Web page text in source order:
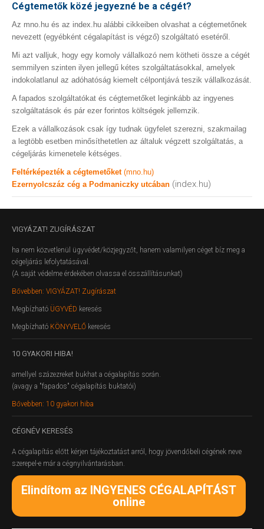
Cégtemetők közé jegyezné be a cégét?
Az mno.hu és az index.hu alábbi cikkeiben olvashat a cégtemetőnek
nevezett (egyébként cégalapítást is végző) szolgáltató esetéről.
Mi azt valljuk, hogy egy komoly vállalkozó nem kötheti össze a cégét
semmilyen szinten ilyen jellegű kétes szolgáltatásokkal, amelyek
indokolatlanul az adóhatóság kiemelt célpontjává teszik vállalkozását.
A fapados szolgáltatókat és cégtemetőket leginkább az ingyenes
szolgáltatások és pár ezer forintos költségek jellemzik.
Ezek a vállalkozások csak így tudnak ügyfelet szerezni, szakmailag
a legtöbb esetben minősíthetetlen az általuk végzett szolgáltatás, a
cégeljárás kimenetele kétséges.
Feltérképezték a cégtemetőket (mno.hu)
Ezernyolcszáz cég a Podmaniczky utcában (index.hu)
VIGYÁZAT! ZUGÍRÁSZAT
ha nem közvetlenül ügyvédet/közjegyzőt, hanem valamilyen céget bíz meg a
cégeljárás lefolytatásával.
(A saját védelme érdekében olvassa el összállításunkat)
Bővebben: VIGYÁZAT! Zugírászat
Megbízható ÜGYVÉD keresés
Megbízható KÖNYVELŐ keresés
10 GYAKORI HIBA!
amellyel százezreket bukhat a cégalapítás során.
(avagy a "fapados" cégalapítás buktatói)
Bővebben: 10 gyakori hiba
CÉGNÉV KERESÉS
A cégalapítás előtt kérjen tájékoztatást arról, hogy jövendőbeli cégének neve
szerepel-e már a cégnyilvántarásban.
Elindítom az INGYENES CÉGALAPÍTÁST
online